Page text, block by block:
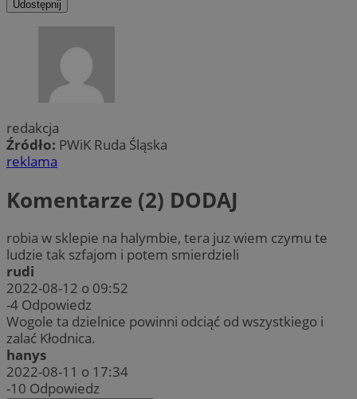
Udostępnij
redakcja
Źródło: PWiK Ruda Śląska
reklama
Komentarze (2) DODAJ
robia w sklepie na halymbie, tera juz wiem czymu te
ludzie tak szfajom i potem smierdzieli
rudi
2022-08-12 o 09:52
-4 Odpowiedz
Wogole ta dzielnice powinni odciąć od wszystkiego i
zalać Kłodnica.
hanys
2022-08-11 o 17:34
-10 Odpowiedz